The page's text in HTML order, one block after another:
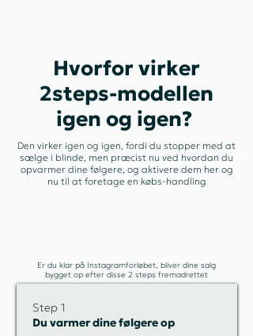
Hvorfor virker
2steps-modellen
igen og igen?
Den virker igen og igen, fordi du stopper med at
sælge i blinde, men præcist nu ved hvordan du
opvarmer dine følgere, og aktivere dem her og
nu til at foretage en købs-handling
Er du klar på Instagramforløbet, bliver dine salg
bygget op efter disse 2 steps fremadrettet
Step 1
Du varmer dine følgere op